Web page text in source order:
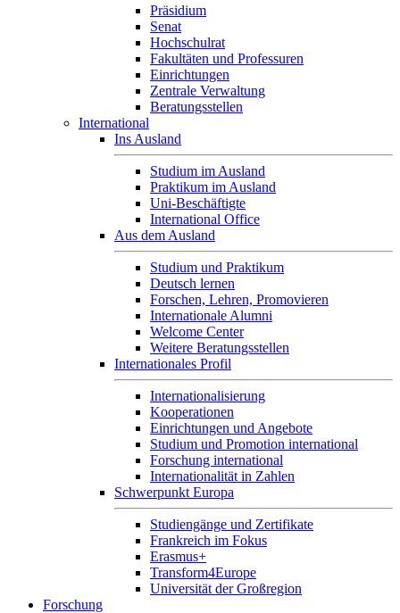
Präsidium
Senat
Hochschulrat
Fakultäten und Professuren
Einrichtungen
Zentrale Verwaltung
Beratungsstellen
International
Ins Ausland
Studium im Ausland
Praktikum im Ausland
Uni-Beschäftigte
International Office
Aus dem Ausland
Studium und Praktikum
Deutsch lernen
Forschen, Lehren, Promovieren
Internationale Alumni
Welcome Center
Weitere Beratungsstellen
Internationales Profil
Internationalisierung
Kooperationen
Einrichtungen und Angebote
Studium und Promotion international
Forschung international
Internationalität in Zahlen
Schwerpunkt Europa
Studiengänge und Zertifikate
Frankreich im Fokus
Erasmus+
Transform4Europe
Universität der Großregion
Forschung